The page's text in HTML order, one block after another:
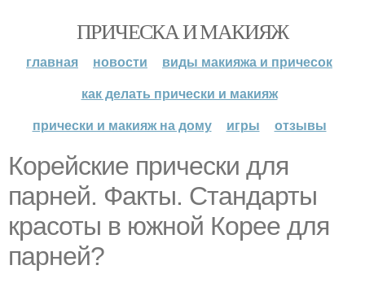
ПРИЧЕСКА И МАКИЯЖ
главная новости
виды макияжа и причесок
как делать прически и макияж
прически и макияж на дому
игры отзывы
Корейские прически для
парней. Факты. Стандарты
красоты в южной Корее для
парней?